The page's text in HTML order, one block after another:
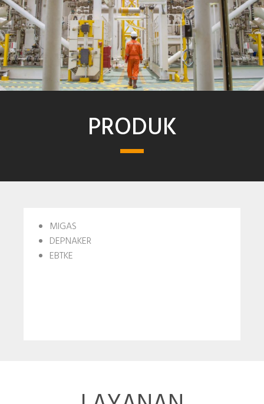
PRODUK
MIGAS
DEPNAKER
EBTKE